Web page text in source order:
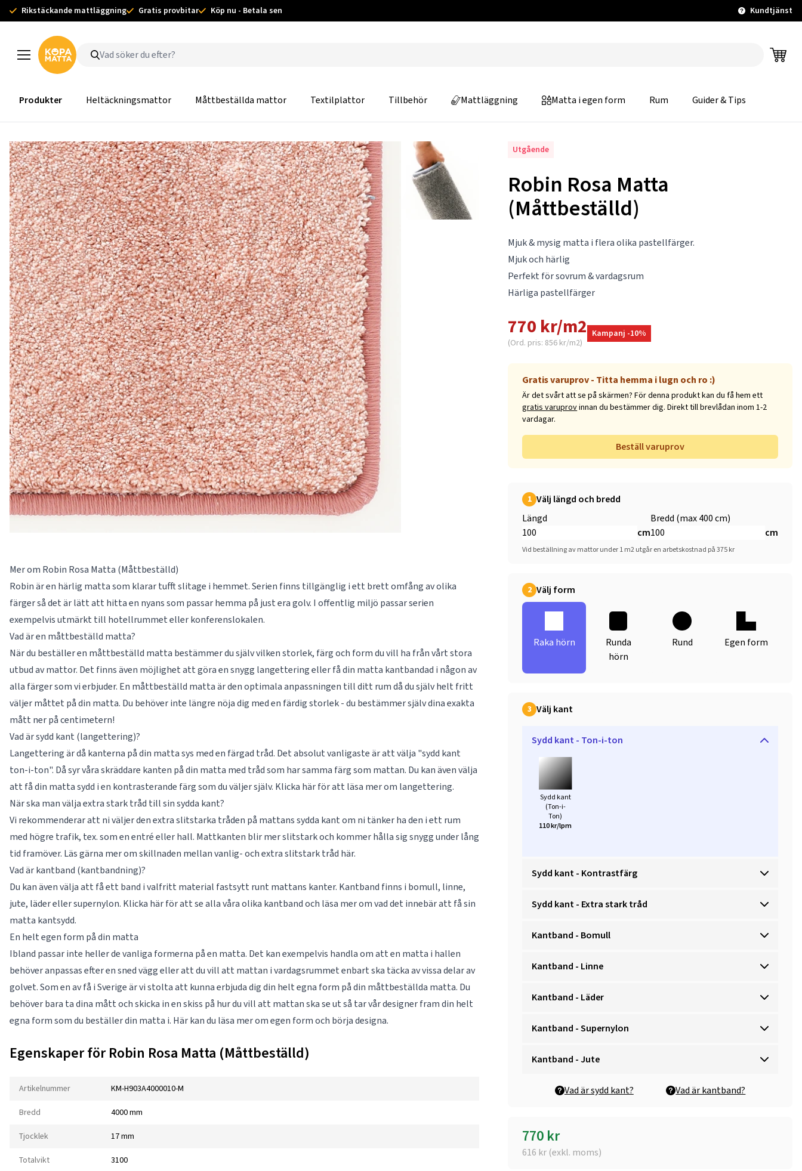
Rikstäckande mattläggning Gratis provbitar Köp nu - Betala sen Kundtjänst
Produkter Heltäckningsmattor Måttbeställda mattor Textilplattor Tillbehör Mattläggning Matta i egen form Rum Guider & Tips
Utgående
Robin Rosa Matta
(Måttbeställd)
Mjuk & mysig matta i flera olika pastellfärger.
Mjuk och härlig
Perfekt för sovrum & vardagsrum
Härliga pastellfärger
770 kr/m2
(Ord. pris: 856 kr/m2)
Kampanj -10%
Gratis varuprov - Titta hemma i lugn och ro :)
Är det svårt att se på skärmen? För denna produkt kan du få hem ett
gratis varuprovinnan du bestämmer dig. Direkt till brevlådan inom 1-2
vardagar.
Beställ varuprov
1 Välj längd och bredd
Längd
cm
Bredd (max 400 cm)
cm
Vid beställning av mattor under 1 m2 utgår en arbetskostnad på 375 kr
2 Välj form
Raka hörn
Runda
hörn
Rund Egen form
3 Välj kant
Sydd kant - Ton-i-ton
Sydd kant
(Ton-i-
Ton)
110 kr/lpm
Sydd kant - Kontrastfärg
Sydd kant - Extra stark tråd
Kantband - Bomull
Kantband - Linne
Kantband - Läder
Kantband - Supernylon
Kantband - Jute
Vad är sydd kant? Vad är kantband?
770 kr
616 kr (exkl. moms)
Mer om Robin Rosa Matta (Måttbeställd)
Robin är en härlig matta som klarar tufft slitage i hemmet. Serien finns tillgänglig i ett brett omfång av olika
färger så det är lätt att hitta en nyans som passar hemma på just era golv. I offentlig miljö passar serien
exempelvis utmärkt till hotellrummet eller konferenslokalen.
Vad är en måttbeställd matta?
När du beställer en måttbeställd matta bestämmer du själv vilken storlek, färg och form du vill ha från vårt stora
utbud av mattor. Det finns även möjlighet att göra en snygg langettering eller få din matta kantbandad i någon av
alla färger som vi erbjuder. En måttbeställd matta är den optimala anpassningen till ditt rum då du själv helt fritt
väljer måttet på din matta. Du behöver inte längre nöja dig med en färdig storlek - du bestämmer själv dina exakta
mått ner på centimetern!
Vad är sydd kant (langettering)?
Langettering är då kanterna på din matta sys med en färgad tråd. Det absolut vanligaste är att välja "sydd kant
ton-i-ton". Då syr våra skräddare kanten på din matta med tråd som har samma färg som mattan. Du kan även välja
att få din matta sydd i en kontrasterande färg som du väljer själv. Klicka här för att läsa mer om langettering.
När ska man välja extra stark tråd till sin sydda kant?
Vi rekommenderar att ni väljer den extra slitstarka tråden på mattans sydda kant om ni tänker ha den i ett rum
med högre trafik, tex. som en entré eller hall. Mattkanten blir mer slitstark och kommer hålla sig snygg under lång
tid framöver. Läs gärna mer om skillnaden mellan vanlig- och extra slitstark tråd här.
Vad är kantband (kantbandning)?
Du kan även välja att få ett band i valfritt material fastsytt runt mattans kanter. Kantband finns i bomull, linne,
jute, läder eller supernylon. Klicka här för att se alla våra olika kantbandoch läsa mer om vad det innebär att få sin
matta kantsydd.
En helt egen form på din matta
Ibland passar inte heller de vanliga formerna på en matta. Det kan exempelvis handla om att en matta i hallen
behöver anpassas efter en sned vägg eller att du vill att mattan i vardagsrummet enbart ska täcka av vissa delar av
golvet. Som en av få i Sverige är vi stolta att kunna erbjuda dig din helt egna form på din måttbeställda matta. Du
behöver bara ta dina mått och skicka in en skiss på hur du vill att mattan ska se ut så tar vår designer fram din helt
egna form som du beställer din matta i. Här kan du läsa mer omegen formoch börja designa.
Egenskaper för Robin Rosa Matta (Måttbeställd)
Artikelnummer KM-H903A4000010-M
Bredd 4000 mm
Tjocklek 17 mm
Totalvikt 3100